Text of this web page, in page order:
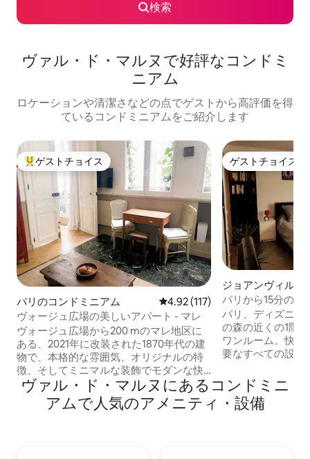
検索
ヴァル・ド・マルヌで好評なコンドミ
ニアム
ロケーションや清潔さなどの点でゲストから高評価を得
ているコンドミニアムをご紹介します
大好評のゲストチョイスです。
ゲストチョイス
パリのコンドミニアム レビュー117件、5つ星中4.92つ
4.92 (117)
ヴォージュ広場の美しいアパート - マレ
ヴォージュ広場から200 mのマレ地区に
ある、2021年に改装された1870年代の建
物で、本格的な雰囲気、オリジナルの特
徴、そしてミニマルな装飾でモダンな快
適さを備えた居心地の良い落ち着いた隠
れ家です。 静かな中庭に面した2階にあ
り、エレベーターでアクセスできます。
ゲストチョイス
ゲストチョイス
ジョアンヴィル・
のコンドミニアム
パリから15分の駐
アパート
パリ、ディズニー
の森の近くの1階
ワンルーム。快適
要なすべての設備
ウイルス感染症（
則に従って清掃されてい
ズニーランド、
ヴァル・ド・マルヌにあるコンドミニ
アムで人気のアメニティ・設備